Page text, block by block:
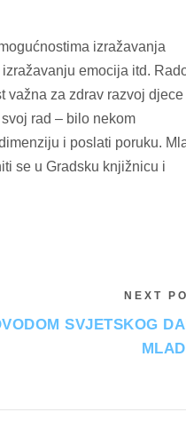
izražavanja
emocija itd.
važna za zdrav razvoj djece
rad – bilo nekom
i poslati poruku.
se u Gradsku knjižnicu i
NEXT
SVJETSKOG